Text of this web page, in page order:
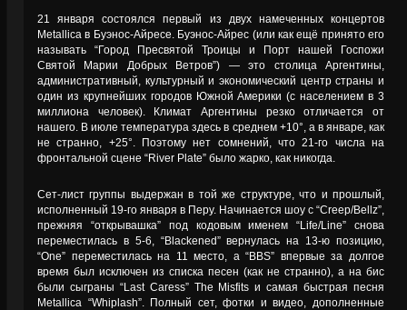
21 января состоялся первый из двух намеченных концертов
Metallica в Буэнос-Айресе. Буэнос-Айрес (или как ещё принято его
называть “Город Пресвятой Троицы и Порт нашей Госпожи
Святой Марии Добрых Ветров”) — это столица Аргентины,
административный, культурный и экономический центр страны и
один из крупнейших городов Южной Америки (с населением в 3
миллиона человек). Климат Аргентины резко отличается от
нашего. В июле температура здесь в среднем +10°, а в январе, как
не странно, +25°. Поэтому нет сомнений, что 21-го числа на
фронтальной сцене “River Plate” было жарко, как никогда.
Сет-лист группы выдержан в той же структуре, что и прошлый,
исполненный 19-го января в Перу. Начинается шоу с “Creep/Bellz”,
прежняя “открывашка” под кодовым именем “Life/Line” снова
переместилась в 5-6, “Blackened” вернулась на 13-ю позицию,
“One” переместилась на 11 место, а “BBS” впервые за долгое
время был исключен из списка песен (как не странно), а на бис
были сыграны “Last Caress” The Misfits и самая быстрая песня
Metallica “Whiplash”. Полный сет, фотки и видео, дополненные